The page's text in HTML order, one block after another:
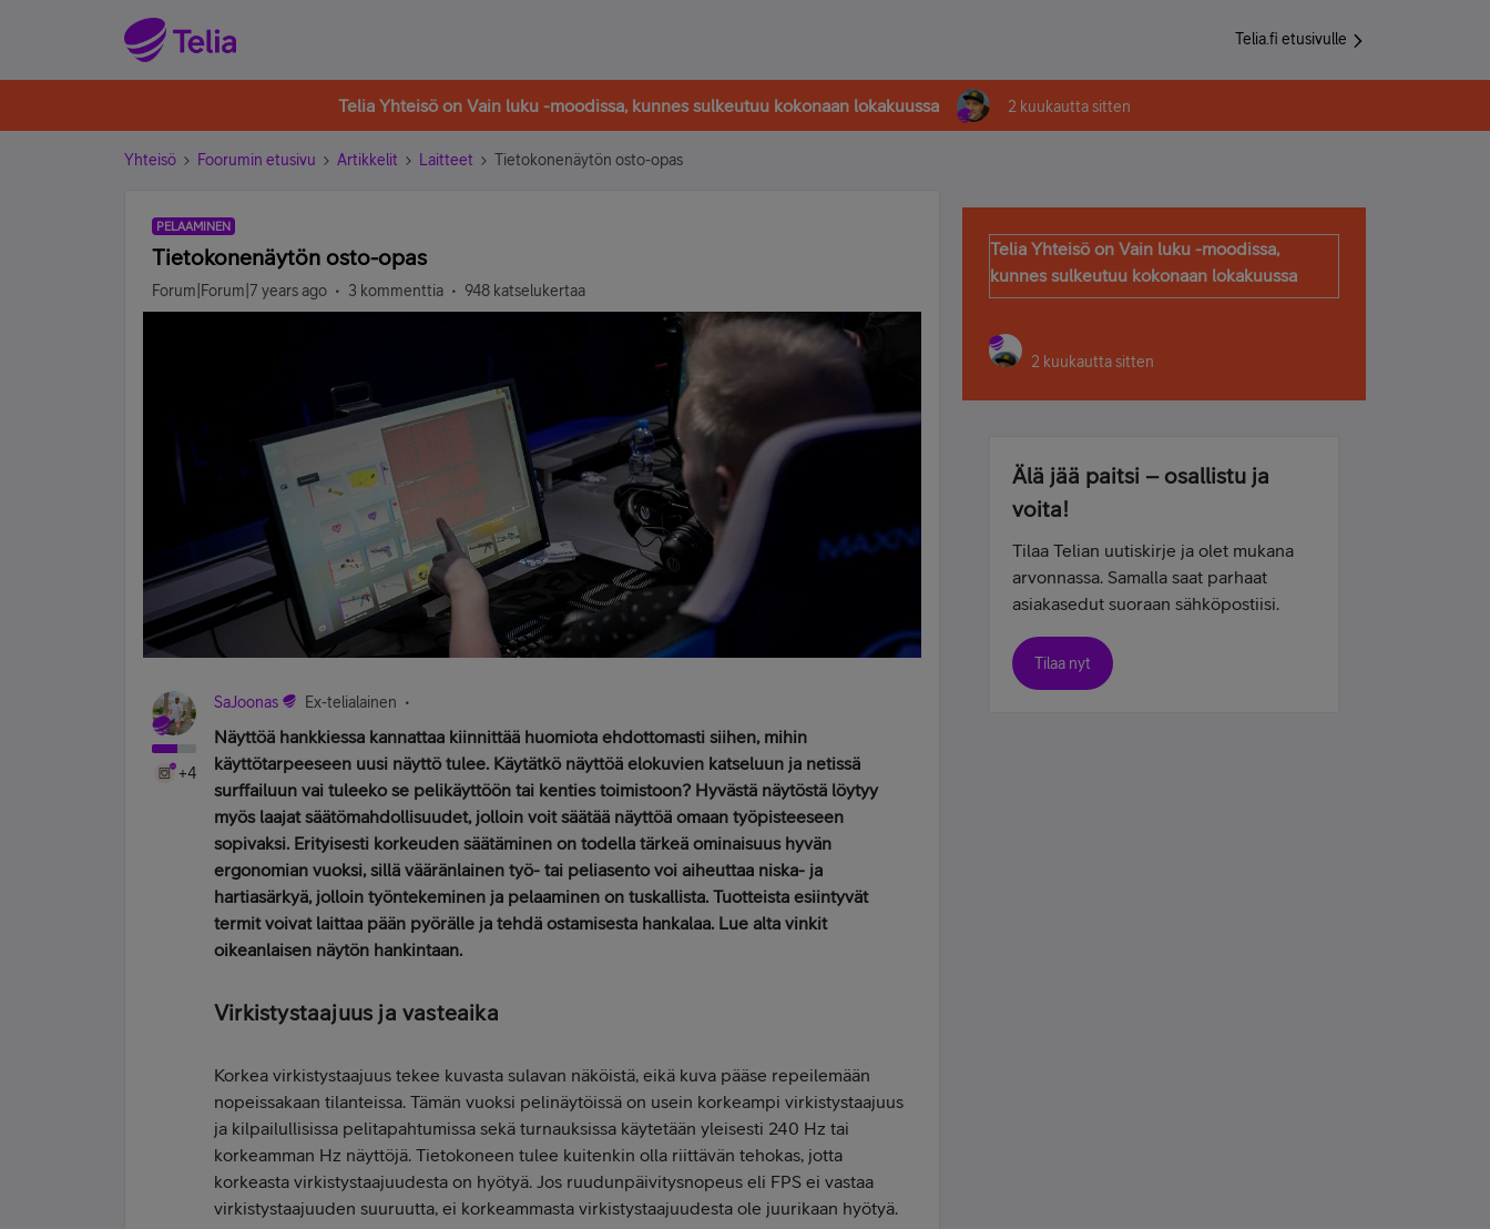
Telia.fi etusivulle
Telia Yhteisö on Vain luku -moodissa, kunnes sulkeutuu kokonaan lokakuussa 2 kuukautta sitten
Yhteisö Foorumin etusivu Artikkelit Laitteet Tietokonenäytön osto-opas
PELAAMINEN
Tietokonenäytön osto-opas
Forum|Forum|7 years ago 3 kommenttia 948 katselukertaa
+4
SaJoonas Ex-telialainen
Näyttöä hankkiessa kannattaa kiinnittää huomiota ehdottomasti siihen, mihin
käyttötarpeeseen uusi näyttö tulee. Käytätkö näyttöä elokuvien katseluun ja netissä
surffailuun vai tuleeko se pelikäyttöön tai kenties toimistoon? Hyvästä näytöstä löytyy
myös laajat säätömahdollisuudet, jolloin voit säätää näyttöä omaan työpisteeseen
sopivaksi. Erityisesti korkeuden säätäminen on todella tärkeä ominaisuus hyvän
ergonomian vuoksi, sillä vääränlainen työ- tai peliasento voi aiheuttaa niska- ja
hartiasärkyä, jolloin työntekeminen ja pelaaminen on tuskallista. Tuotteista esiintyvät
termit voivat laittaa pään pyörälle ja tehdä ostamisesta hankalaa. Lue alta vinkit
oikeanlaisen näytön hankintaan.
Virkistystaajuus ja vasteaika
Korkea virkistystaajuus tekee kuvasta sulavan näköistä, eikä kuva pääse repeilemään
nopeissakaan tilanteissa. Tämän vuoksi pelinäytöissä on usein korkeampi virkistystaajuus
ja kilpailullisissa pelitapahtumissa sekä turnauksissa käytetään yleisesti 240 Hz tai
korkeamman Hz näyttöjä. Tietokoneen tulee kuitenkin olla riittävän tehokas, jotta
korkeasta virkistystaajuudesta on hyötyä. Jos ruudunpäivitysnopeus eli FPS ei vastaa
virkistystaajuuden suuruutta, ei korkeammasta virkistystaajuudesta ole juurikaan hyötyä.
Telia Yhteisö on Vain luku -moodissa,
kunnes sulkeutuu kokonaan lokakuussa
2 kuukautta sitten
Älä jää paitsi – osallistu ja
voita!
Tilaa Telian uutiskirje ja olet mukana
arvonnassa. Samalla saat parhaat
asiakasedut suoraan sähköpostiisi.
Tilaa nyt